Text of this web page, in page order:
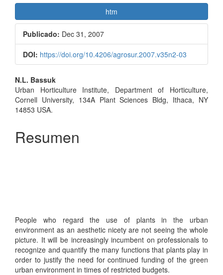
htm
Publicado: Dec 31, 2007
DOI: https://doi.org/10.4206/agrosur.2007.v35n2-03
Contenido
principal
del
artículo
N.L. Bassuk
Urban Horticulture Institute, Department of Horticulture,
Cornell University, 134A Plant Sciences Bldg, Ithaca, NY
14853 USA.
Resumen
People who regard the use of plants in the urban
environment as an aesthetic nicety are not seeing the whole
picture. It will be increasingly incumbent on professionals to
recognize and quantify the many functions that plants play in
order to justify the need for continued funding of the green
urban environment in times of restricted budgets.